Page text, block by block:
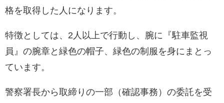
格を取得した人になります。
特徴としては、2人以上で行動し、腕に『駐車監視
員』の腕章と緑色の帽子、緑色の制服を身にまとっ
ています。
警察署長から取締りの一部（確認事務）の委託を受